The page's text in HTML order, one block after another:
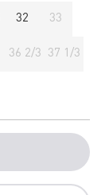
32 33
36 2/3 37 1/3